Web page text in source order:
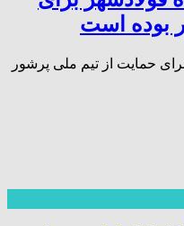
بوده است
حمایت از تیم ملی پرشور